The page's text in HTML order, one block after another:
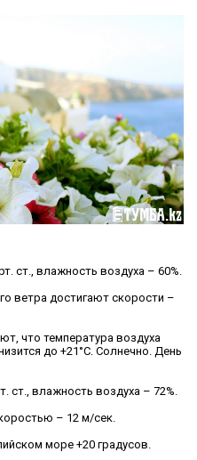
ст., влажность воздуха – 60%.
ветра достигают скорости –
что температура воздуха
до +21°C. Солнечно. День
ст., влажность воздуха – 72%.
– 12 м/сек.
море +20 градусов.